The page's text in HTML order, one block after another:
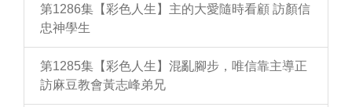
第1286集【彩色人生】主的大愛隨時看顧 訪顏信
忠神學生
第1285集【彩色人生】混亂腳步，唯信靠主導正
訪麻豆教會黃志峰弟兄